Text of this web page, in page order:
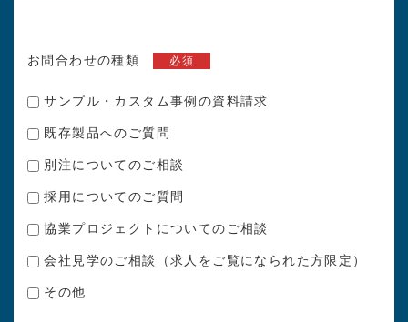
お問合わせの種類 必須
サンプル・カスタム事例の資料請求
既存製品へのご質問
別注についてのご相談
採用についてのご質問
協業プロジェクトについてのご相談
会社見学のご相談（求人をご覧になられた方限定）
その他